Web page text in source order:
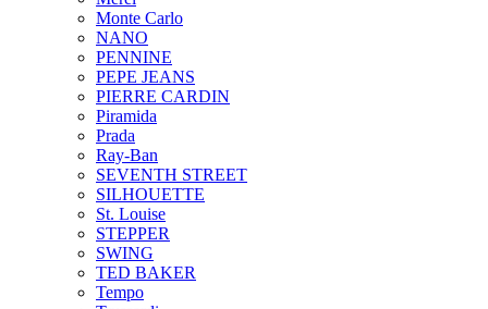
Monte Carlo
NANO
PENNINE
PEPE JEANS
PIERRE CARDIN
Piramida
Prada
Ray-Ban
SEVENTH STREET
SILHOUETTE
St. Louise
STEPPER
SWING
TED BAKER
Tempo